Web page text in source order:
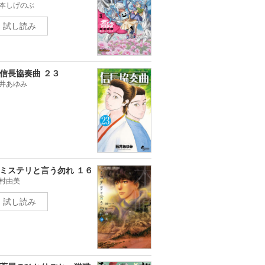
しげのぶ
試し読み
信長協奏曲 ２３
あゆみ
ミステリと言う勿れ １６
由美
試し読み